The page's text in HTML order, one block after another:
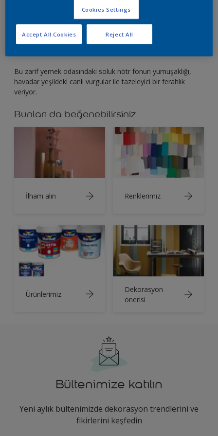
ortaya çıkarmasına izin verin
Bu zarif yemek odasındaki soluk nötr fonun yumuşaklığı,
havadar yeşildeki canlı vurgular ile tazeleyici bir ferahlık
veriyor.
Bunları da beğenebilirsiniz
İlham alın Renklerimiz
Ürünlerimiz
Dekorasyon
onerisi
Bültenimize katılın
Yeni aylık bültenimizde dekorasyon trendlerini ve
fikirlerini keşfedin
Cookies Settings
Reject All
Accept All Cookies